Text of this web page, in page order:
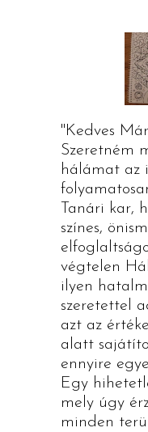
"Kedves
Szeretném
hálámat az
Tanári kar,
színes,
végtelen
ilyen
szeretettel
azt az
alatt
ennyire
Egy
mely úgy
minden